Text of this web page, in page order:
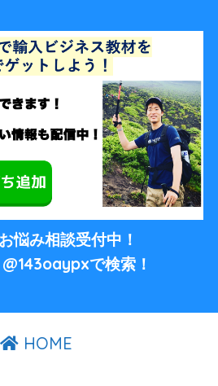
悩み相談受付中！
@143oaypxで検索！
HOME